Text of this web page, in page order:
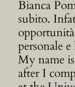
Bianca
subito.
personale
My name
after I